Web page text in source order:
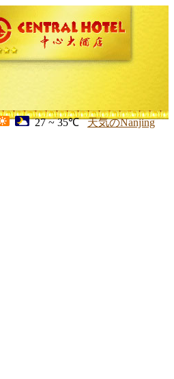
27 ~ 35℃ 天気のNanjing